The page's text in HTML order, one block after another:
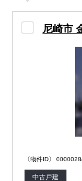
尼崎市
〔物件ID〕
中古戸建